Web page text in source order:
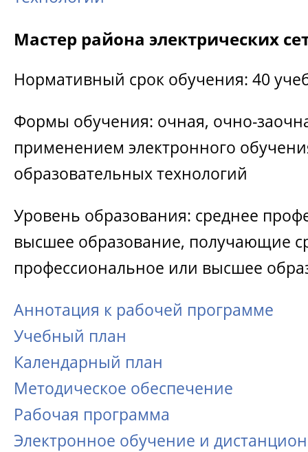
Мастер района электрических
Нормативный срок обучения: 40
Формы обучения: очная, очно-
применением электронного
образовательных технологий
Уровень образования: среднее
высшее образование, получающие
профессиональное или высшее
Аннотация к рабочей программе
Учебный план
Календарный план
Методическое обеспечение
Рабочая программа
Электронное обучение и